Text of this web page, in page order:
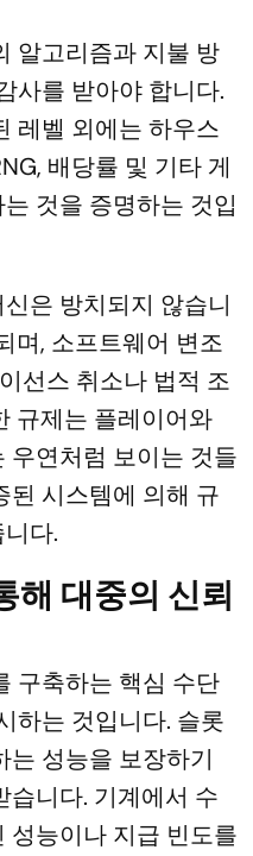
알고리즘과 지불 방
사를 받아야 합니다.
레벨 외에는 하우스
배당률 및 기타 게
것을 증명하는 것입
은 방치되지 않습니
며, 소프트웨어 변조
선스 취소나 법적 조
규제는 플레이어와
우연처럼 보이는 것들
된 시스템에 의해 규
다.
해 대중의 신뢰
구축하는 핵심 수단
하는 것입니다. 슬롯
는 성능을 보장하기
습니다. 기계에서 수
성능이나 지급 빈도를